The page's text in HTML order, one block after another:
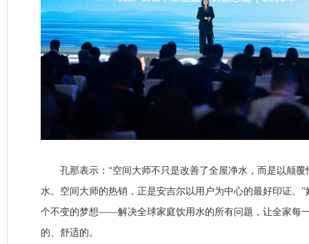
孔那表示：“空间大师不只是改善了全屋净水，而是以颠覆
水。空间大师的热销，正是安吉尔以用户为中心的最好印证。
个不变的梦想——解决全球家庭饮用水的所有问题，让全家每
的、舒适的。